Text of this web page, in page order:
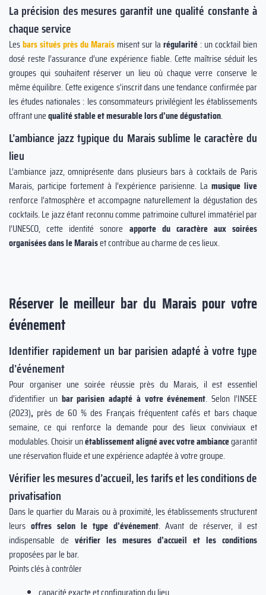
La précision des mesures garantit une qualité constante à
chaque service
Lesbars situés près du Marais misent sur la régularité : un cocktail bien
dosé reste l’assurance d’une expérience fiable. Cette maîtrise séduit les
groupes qui souhaitent réserver un lieu où chaque verre conserve le
même équilibre. Cette exigence s’inscrit dans une tendance confirmée par
les études nationales : les consommateurs privilégient les établissements
offrant unequalité stable et mesurable lors d’une dégustation.
L’ambiance jazz typique du Marais sublime le caractère du
lieu
L’ambiance jazz, omniprésente dans plusieurs bars à cocktails de Paris
Marais, participe fortement à l’expérience parisienne. La musique live
renforce l’atmosphère et accompagne naturellement la dégustation des
cocktails. Le jazz étant reconnu comme patrimoine culturel immatériel par
l’UNESCO, cette identité sonore apporte du caractère aux soirées
organisées dans le Maraiset contribue au charme de ces lieux.
Réserver le meilleur bar du Marais pour votre
événement
Identifier rapidement un bar parisien adapté à votre type
d’événement
Pour organiser une soirée réussie près du Marais, il est essentiel
d’identifier un bar parisien adapté à votre événement. Selon l’INSEE
(2023), près de 60 % des Français fréquentent cafés et bars chaque
semaine, ce qui renforce la demande pour des lieux conviviaux et
modulables. Choisir unétablissement aligné avec votre ambiancegarantit
une réservation fluide et une expérience adaptée à votre groupe.
Vérifier les mesures d’accueil, les tarifs et les conditions de
privatisation
Dans le quartier du Marais ou à proximité, les établissements structurent
leurs offres selon le type d’événement. Avant de réserver, il est
indispensable de vérifier les mesures d’accueil et les conditions
proposées par le bar.
Points clés à contrôler